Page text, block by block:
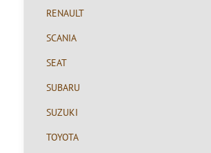
RENAULT
SCANIA
SEAT
SUBARU
SUZUKI
TOYOTA